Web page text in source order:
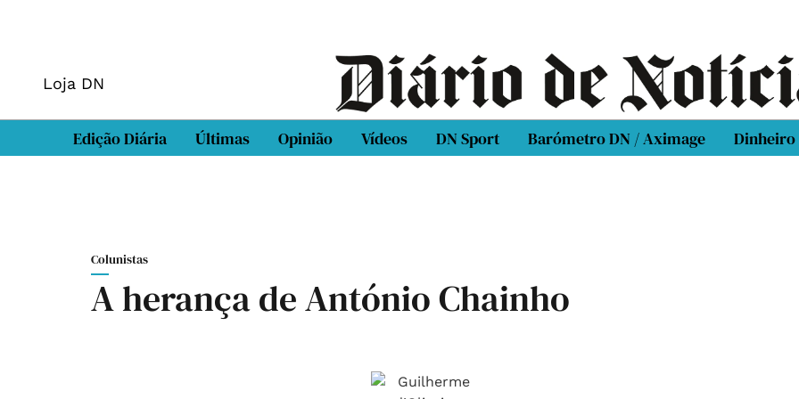
Loja DN
Edição Diária Últimas Opinião Vídeos DN Sport Barómetro DN / Aximage Dinheiro
Colunistas
A herança de António Chainho